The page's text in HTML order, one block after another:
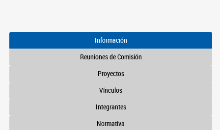
Información
Reuniones de Comisión
Proyectos
Vínculos
Integrantes
Normativa